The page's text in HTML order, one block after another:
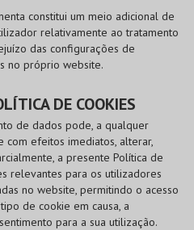
constitui um meio adicional de
relativamente ao tratamento
das configurações de
no próprio website.
DE COOKIES
de dados pode, a qualquer
com efeitos imediatos, alterar,
a presente Política de
relevantes para os utilizadores
no website, permitindo o acesso
de cookie em causa, a
para a sua utilização.